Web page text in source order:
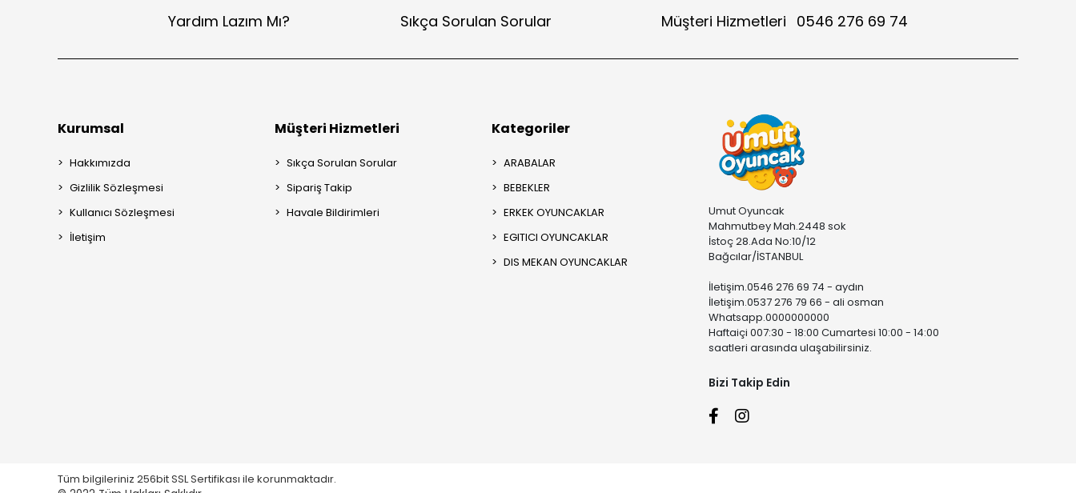
Yardım Lazım Mı? Sıkça Sorulan Sorular Müşteri Hizmetleri 0546 276 69 74
Kurumsal
Hakkımızda
Gizlilik Sözleşmesi
Kullanıcı Sözleşmesi
İletişim
Müşteri Hizmetleri
Sıkça Sorulan Sorular
Sipariş Takip
Havale Bildirimleri
Kategoriler
ARABALAR
BEBEKLER
ERKEK OYUNCAKLAR
EGITICI OYUNCAKLAR
DIS MEKAN OYUNCAKLAR
Umut Oyuncak
Mahmutbey Mah.2448 sok
İstoç 28.Ada No:10/12
Bağcılar/İSTANBUL
İletişim.0546 276 69 74 - aydın
İletişim.0537 276 79 66 - ali osman
Whatsapp.0000000000
Haftaiçi 007:30 - 18:00 Cumartesi 10:00 - 14:00
saatleri arasında ulaşabilirsiniz.
Bizi Takip Edin
Tüm bilgileriniz 256bit SSL Sertifikası ile korunmaktadır.